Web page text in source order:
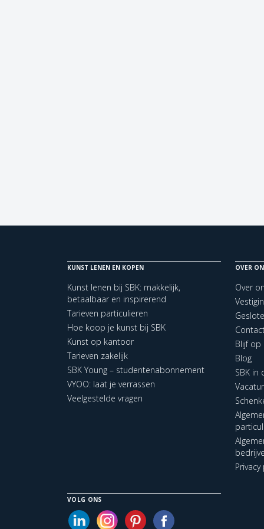
KUNST LENEN EN KOPEN
Kunst lenen bij SBK: makkelijk,
betaalbaar en inspirerend
Tarieven particulieren
Hoe koop je kunst bij SBK
Kunst op kantoor
Tarieven zakelijk
SBK Young – studentenabonnement
VYOO: laat je verrassen
Veelgestelde vragen
OVER
Over
Blijf op
Blog
SBK in
VOLG ONS